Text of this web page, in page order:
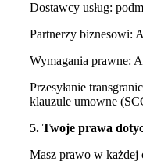
Dostawcy usług:
Partnerzy biznesowi:
Wymagania prawne:
Przesyłanie
klauzule umowne
5. Twoje prawa
Masz prawo w każdej